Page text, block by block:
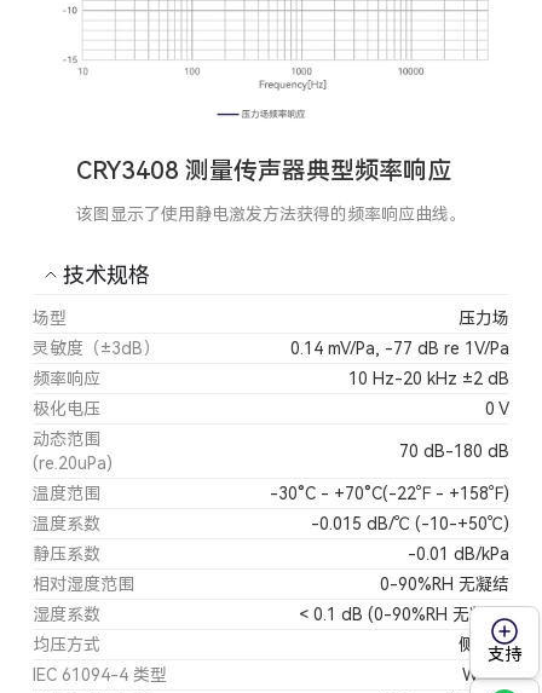
CRY3408 测量传声器典型频率响应
该图显示了使用静电激发方法获得的频率响应曲线。
技术规格
场型
压力场
灵敏度（±3dB）
0.14 mV/Pa, -77 dB re 1V/Pa
频率响应
10 Hz-20 kHz ±2 dB
极化电压
0 V
动态范围
(re.20uPa)
70 dB-180 dB
温度范围
-30°C - +70°C(-22℉ - +158℉)
温度系数
-0.015 dB/℃ (-10-+50℃)
静压系数
-0.01 dB/kPa
相对湿度范围
0-90%RH 无凝结
湿度系数
< 0.1 dB (0-90%RH 无凝结)
均压方式
侧均压
IEC 61094-4 类型
WS3P
支持